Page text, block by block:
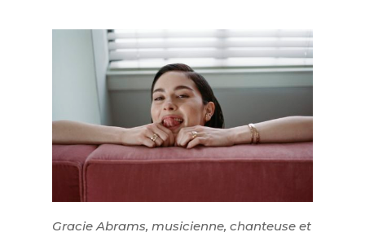
Gracie Abrams, musicienne, chanteuse et